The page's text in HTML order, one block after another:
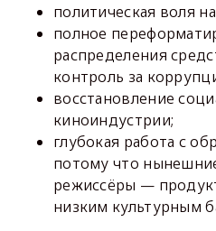
политическая воля
полное
распределения
контроль за
восстановление
киноиндустрии;
глубокая работа с
потому что
режиссёры —
низким культурным